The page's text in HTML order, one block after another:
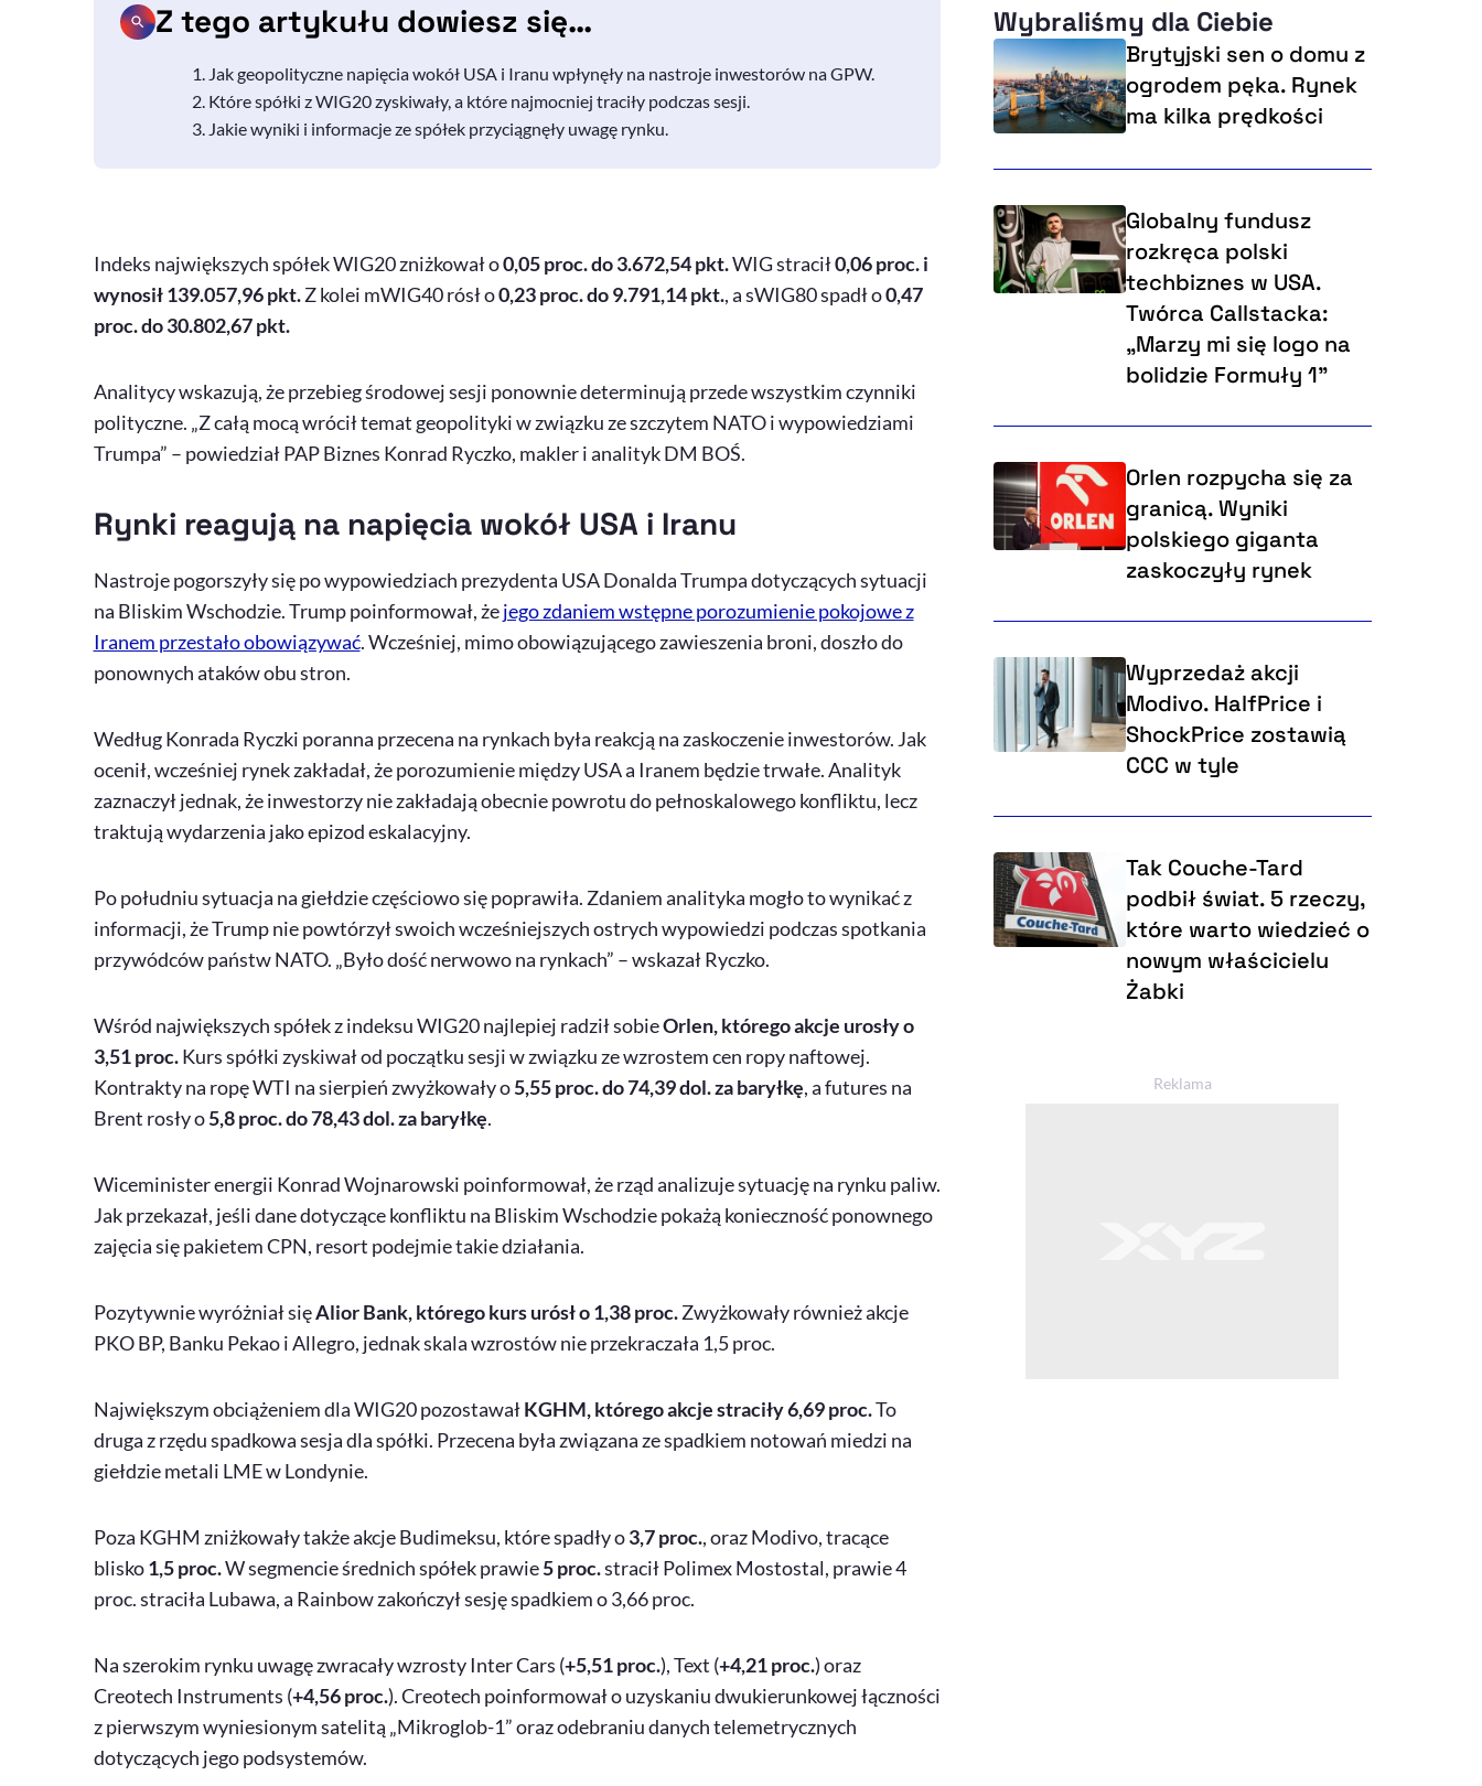
Z tego artykułu dowiesz się…
Jak geopolityczne napięcia wokół USA i Iranu wpłynęły na nastroje inwestorów na GPW.
Które spółki z WIG20 zyskiwały, a które najmocniej traciły podczas sesji.
Jakie wyniki i informacje ze spółek przyciągnęły uwagę rynku.
Indeks największych spółek WIG20 zniżkował o0,05 proc. do 3.672,54 pkt.WIG stracił0,06 proc. i
wynosił 139.057,96 pkt.Z kolei mWIG40 rósł o0,23 proc. do 9.791,14 pkt., a sWIG80 spadł o0,47
proc. do 30.802,67 pkt.
Analitycy wskazują, że przebieg środowej sesji ponownie determinują przede wszystkim czynniki
polityczne. „Z całą mocą wrócił temat geopolityki w związku ze szczytem NATO i wypowiedziami
Trumpa” – powiedział PAP Biznes Konrad Ryczko, makler i analityk DM BOŚ.
Rynki reagują na napięcia wokół USA i Iranu
Nastroje pogorszyły się po wypowiedziach prezydenta USA DonaldaTrumpadotyczących sytuacji
na Bliskim Wschodzie.Trumppoinformował, żejego zdaniem wstępne porozumienie pokojowe z
Iranem przestało obowiązywać. Wcześniej, mimo obowiązującego zawieszenia broni, doszło do
ponownych ataków obu stron.
Według Konrada Ryczki poranna przecena na rynkach była reakcją na zaskoczenie inwestorów. Jak
ocenił, wcześniej rynek zakładał, że porozumienie między USA a Iranem będzie trwałe. Analityk
zaznaczył jednak, że inwestorzy nie zakładają obecnie powrotu do pełnoskalowego konfliktu, lecz
traktują wydarzenia jako epizod eskalacyjny.
Po południu sytuacja na giełdzie częściowo się poprawiła. Zdaniem analityka mogło to wynikać z
informacji, żeTrumpnie powtórzył swoich wcześniejszych ostrych wypowiedzi podczas spotkania
przywódców państw NATO. „Było dość nerwowo na rynkach” – wskazał Ryczko.
Wśród największych spółek z indeksu WIG20 najlepiej radził sobieOrlen, którego akcje urosły o
3,51 proc.Kurs spółki zyskiwał od początku sesji w związku ze wzrostem cen ropy naftowej.
Kontrakty na ropę WTI na sierpień zwyżkowały o5,55 proc. do 74,39 dol. za baryłkę, afutures na
Brent rosły o5,8 proc. do 78,43 dol. za baryłkę.
Wiceminister energii Konrad Wojnarowski poinformował, że rząd analizuje sytuację na rynku paliw.
Jak przekazał, jeśli dane dotyczące konfliktu na Bliskim Wschodzie pokażą konieczność ponownego
zajęcia się pakietem CPN, resort podejmie takie działania.
Pozytywnie wyróżniał sięAlior Bank, którego kurs urósł o 1,38 proc.Zwyżkowały również akcje
PKO BP, Banku Pekao i Allegro, jednak skala wzrostów nie przekraczała 1,5 proc.
Największym obciążeniem dla WIG20 pozostawałKGHM, którego akcje straciły 6,69 proc.To
druga z rzędu spadkowa sesja dla spółki. Przecena była związana ze spadkiem notowań miedzi na
giełdzie metali LME w Londynie.
Poza KGHM zniżkowały także akcje Budimeksu, które spadły o3,7 proc., oraz Modivo, tracące
blisko1,5 proc.W segmencie średnich spółek prawie5 proc.stracił Polimex Mostostal, prawie 4
proc. straciła Lubawa, a Rainbow zakończył sesję spadkiem o 3,66 proc.
Na szerokim rynku uwagę zwracały wzrosty InterCars (+5,51 proc.), Text (+4,21 proc.) oraz
Creotech Instruments (+4,56 proc.). Creotech poinformował o uzyskaniu dwukierunkowej łączności
z pierwszym wyniesionym satelitą „Mikroglob-1” oraz odebraniu danych telemetrycznych
dotyczących jego podsystemów.
Wybraliśmy dla Ciebie
Brytyjski sen o domu z
ogrodem pęka. Rynek
ma kilka prędkości
Globalny fundusz
rozkręca polski
techbiznes w USA.
Twórca Callstacka:
„Marzy mi się logo na
bolidzie Formuły 1”
Orlen rozpycha się za
granicą. Wyniki
polskiego giganta
zaskoczyły rynek
Wyprzedaż akcji
Modivo. HalfPrice i
ShockPrice zostawią
CCC w tyle
Tak Couche-Tard
podbił świat. 5 rzeczy,
które warto wiedzieć o
nowym właścicielu
Żabki